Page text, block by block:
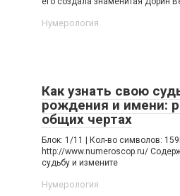
Нумерология
Как узнать свою
рождения и имени:
общих чертах
Блок: 1/11 | Кол-во символов:
http://www.numeroscop.ru/
судьбу и измените
Нумерология